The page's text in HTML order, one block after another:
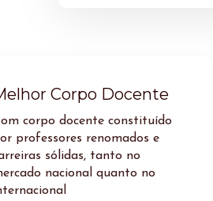
Corpo Docente
corpo docente constituído
professores renomados e
sólidas, tanto no
nacional quanto no